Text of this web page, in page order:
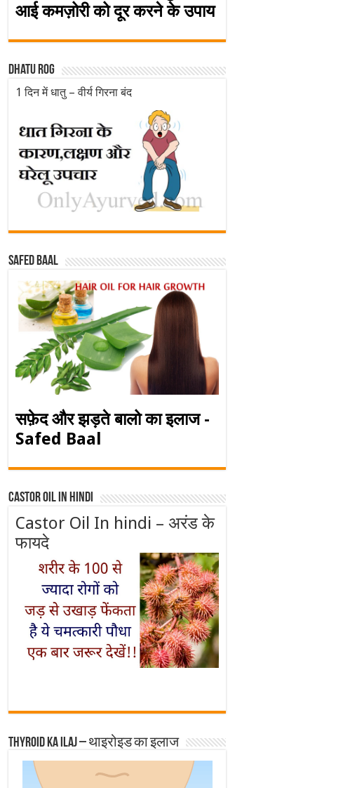
आई कमज़ोरी को दूर करने के उपाय
Dhatu rog
1 दिन में धातु – वीर्य गिरना बंद
Safed baal
सफ़ेद और झड़ते बालो का इलाज -
Safed Baal
Castor Oil In Hindi
Castor Oil In hindi – अरंड के
फायदे
Thyroid ka ilaj – थाइरोइड का इलाज